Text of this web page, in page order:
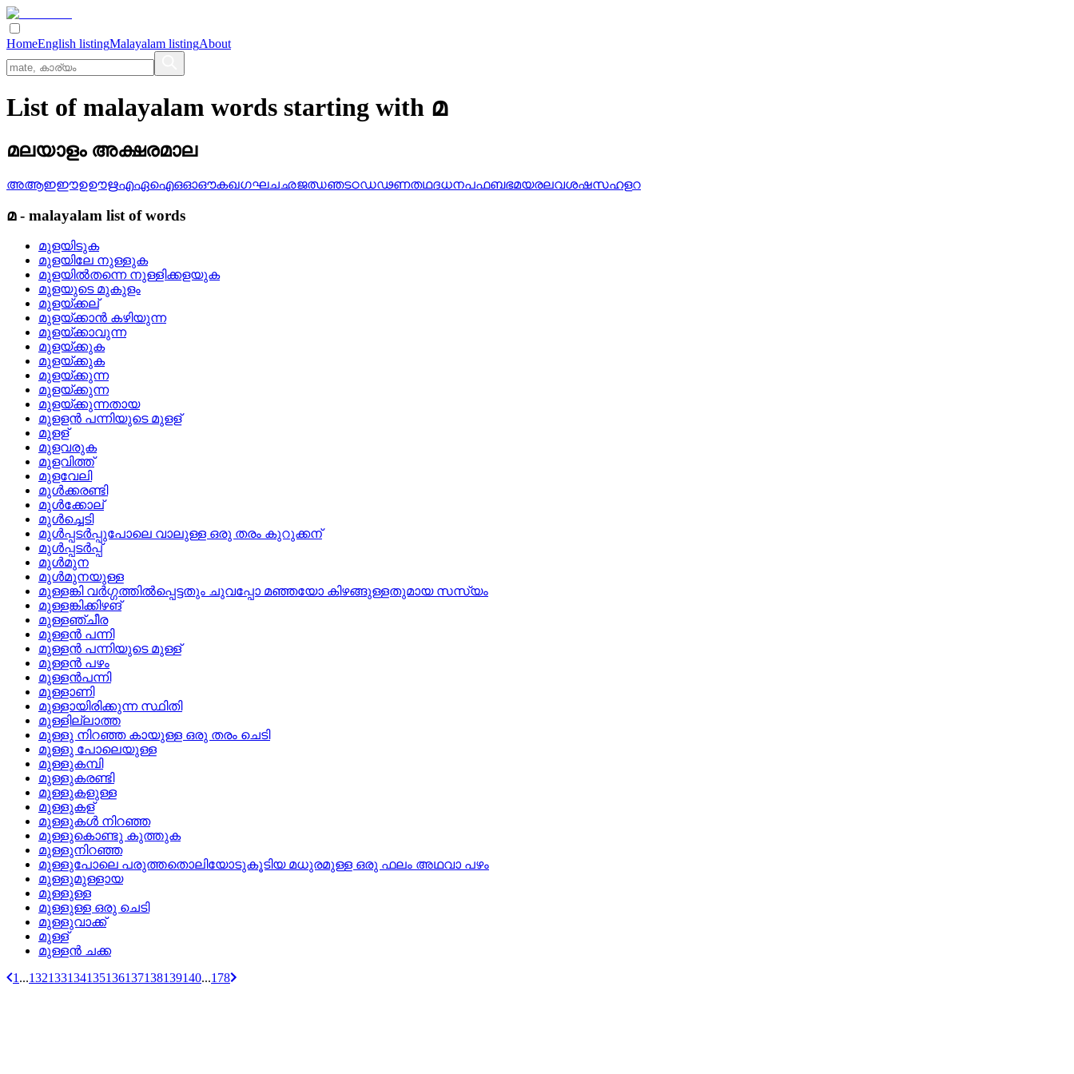
HomeEnglish listingMalayalam listingAbout
List of malayalam words starting with മ
മലയാളം അക്ഷരമാല
അആഇഈഉഊഋഎഏഐഒഓഔകഖഗഘചഛജഝഞടഠഡഢണതഥദധനപഫബഭമയരലവശഷസഹളറ
മ- malayalam list of words
മുളയിടുക
മുളയിലേ നുള്ളുക
മുളയില്‍തന്നെ നുള്ളിക്കളയുക
മുളയുടെ മുകുളം
മുളയ്‌ക്കല്
മുളയ്‌ക്കാന്‍ കഴിയുന്ന
മുളയ്‌ക്കാവുന്ന
മുളയ്‌ക്കുക
മുളയ്ക്കുക
മുളയ്‌ക്കുന്ന
മുളയ്ക്കുന്ന
മുളയ്‌ക്കുന്നതായ
മുളളന്‍ പന്നിയുടെ മുളള്
മുളള്
മുളവരുക
മുളവിത്ത്
മുളവേലി
മുള്‍ക്കരണ്ടി
മുള്‍ക്കോല്
മുള്‍ച്ചെടി
മുള്‍പ്പടര്‍പ്പുപോലെ വാലുള്ള ഒരു തരം കുറുക്കന്
മുള്‍പ്പടര്‍പ്പ്
മുള്‍മുന
മുള്‍മുനയുള്ള
മുള്ളങ്കി വര്‍ഗ്ഗത്തില്‍പ്പെട്ടതും ചുവപ്പോ മഞ്ഞയോ കിഴങ്ങുള്ളതുമായ സസ്യം
മുള്ളങ്കിക്കിഴങ്
മുള്ളഞ്ചീര
മുള്ളന്‍ പന്നി
മുള്ളന്‍ പന്നിയുടെ മുള്ള്
മുള്ളന്‍ പഴം
മുള്ളന്‍പന്നി
മുള്ളാണി
മുള്ളായിരിക്കുന്ന സ്ഥിതി
മുള്ളില്ലാത്ത
മുള്ളു നിറഞ്ഞ കായുള്ള ഒരു തരം ചെടി
മുള്ളു പോലെയുള്ള
മുള്ളുകമ്പി
മുള്ളുകരണ്ടി
മുള്ളുകളുള്ള
മുള്ളുകള്
മുള്ളുകള്‍ നിറഞ്ഞ
മുള്ളുകൊണ്ടു കുത്തുക
മുള്ളുനിറഞ്ഞ
മുള്ളുപോലെ പരുത്തതൊലിയോടുകൂടിയ മധുരമുള്ള ഒരു ഫലം അഥവാ പഴം
മുള്ളുമുള്ളായ
മുള്ളുള്ള
മുള്ളുള്ള ഒരു ചെടി
മുള്ളുവാക്ക്
മുള്ള്
മുള്ളൻ ചക്ക
1 ...132133134135136137138139140...178